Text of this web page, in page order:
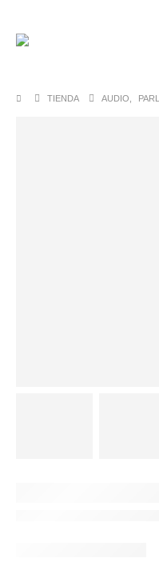
TIENDA AUDIO